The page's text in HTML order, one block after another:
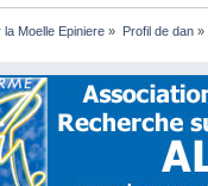
Moelle Epiniere » Profil de dan»